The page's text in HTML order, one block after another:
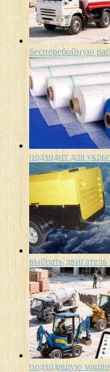
бесперебойную
подходит для
выбрать двигатель
подходящую